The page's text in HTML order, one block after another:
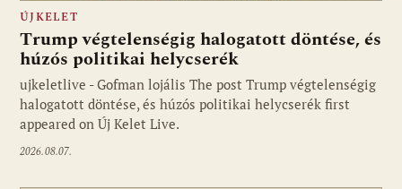
Fotó: ujkelet.live
ÚJKELET
Trump végtelenségig halogatott döntése, és
húzós politikai helycserék
ujkeletlive - Gofman lojális The post Trump végtelenségig
halogatott döntése, és húzós politikai helycserék first
appeared on Új Kelet Live.
2026.08.07.